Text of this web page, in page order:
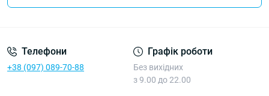
Телефони
+38 (097) 089-70-88
Графік роботи
Без вихідних
з 9.00 до 22.00